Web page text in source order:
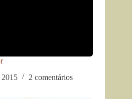
2015
2 comentários